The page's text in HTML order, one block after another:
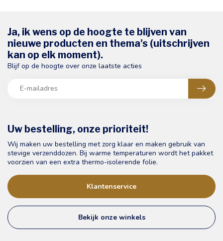
Uw bestelling, onze prioriteit!
Wij maken uw bestelling met zorg klaar en maken gebruik van
stevige verzenddozen. Bij warme temperaturen wordt het pakket
voorzien van een extra thermo-isolerende folie.
Klantenservice
Bekijk onze winkels
Ja, ik wens op de hoogte te blijven van
nieuwe producten en thema's (uitschrijven
kan op elk moment).
Blijf op de hoogte over onze laatste acties